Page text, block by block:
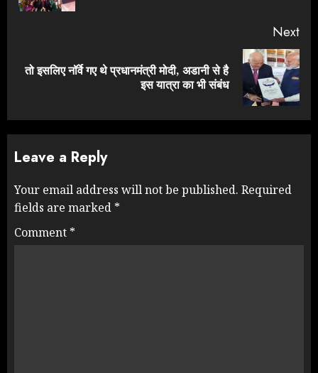
Next
Next
तो इसलिए नॉर्वे गए थे प्रधानमंत्री मोदी, अडानी से है
इस यात्रा का भी संबंध
Leave a Reply
Your email address will not be published. Required
fields are marked *
Comment *